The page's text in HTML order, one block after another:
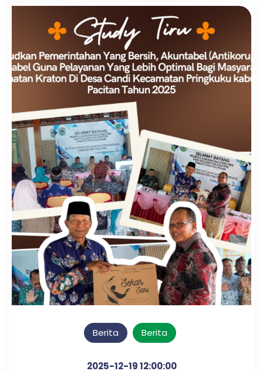
Berita Berita
2025-12-19 12:00:00